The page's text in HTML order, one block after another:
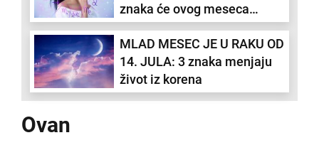
znaka će ovog meseca
osetiti veliko olakšanje
MLAD MESEC JE U RAKU OD
14. JULA: 3 znaka menjaju
život iz korena
Ovan